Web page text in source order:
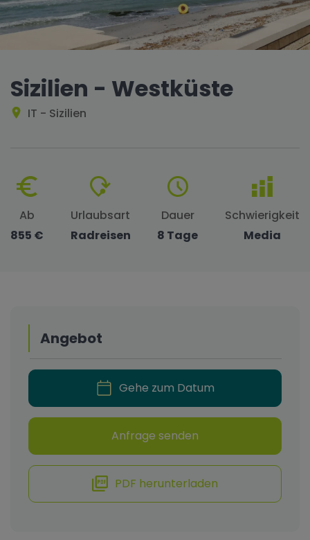
Sizilien - Westküste
IT - Sizilien
Ab
855 €
Urlaubsart
Radreisen
Dauer
8 Tage
Schwierigkeit
Media
Angebot
Gehe zum Datum
Anfrage senden
PDF herunterladen